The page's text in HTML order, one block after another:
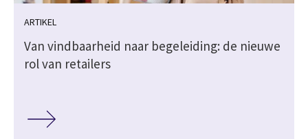
ARTIKEL
Van vindbaarheid naar begeleiding: de nieuwe
rol van retailers